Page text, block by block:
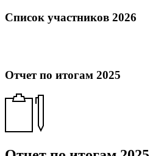
Список участников 2026
Отчет по итогам 2025